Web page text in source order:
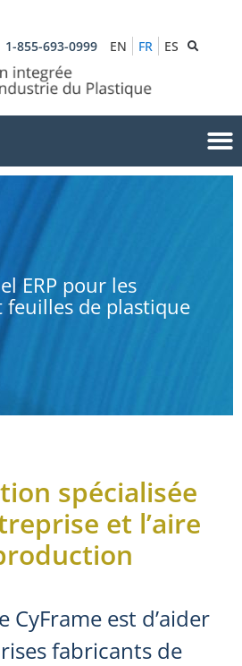
1-855-693-0999 EN FR ES
ERP pour les
feuilles de plastique
spécialisée
et l’aire
CyFrame est d’aider
fabricants de